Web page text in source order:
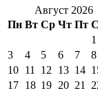
Август 2026
Пн Вт Ср Чт Пт
1
3
4 5 6 7 8
10 11 12 13 14
17 18 19 20 21